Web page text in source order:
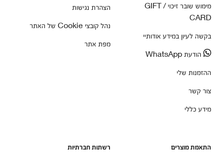
מימוש שובר זיכוי / GIFT
CARD
בקשה לעיון במידע אודותיי
הודעת WhatsApp
ההזמנות שלי
צור קשר
מידע כללי
הצהרת נגישות
נהל קובצי Cookie של האתר
מפת אתר
התאמת מוצרים רשתות חברתיות